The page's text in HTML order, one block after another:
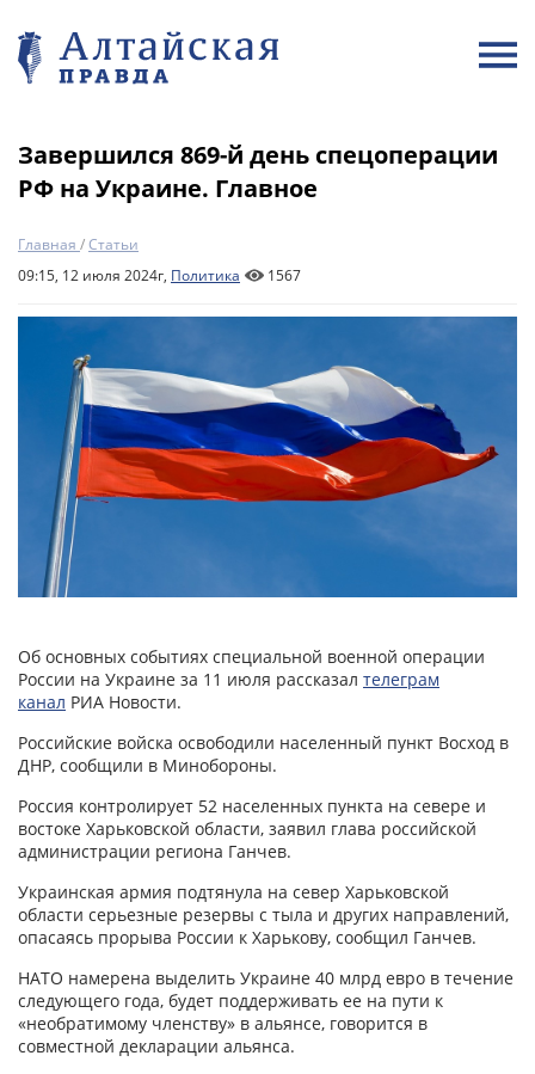
Завершился 869-й день спецоперации
РФ на Украине. Главное
Главная /Статьи
09:15, 12 июля 2024г, Политика 1567
Об основных событиях специальной военной операции
России на Украине за 11 июля рассказал телеграм
канал РИА Новости.
Российские войска освободили населенный пункт Восход в
ДНР, сообщили в Минобороны.
Россия контролирует 52 населенных пункта на севере и
востоке Харьковской области, заявил глава российской
администрации региона Ганчев.
Украинская армия подтянула на север Харьковской
области серьезные резервы с тыла и других направлений,
опасаясь прорыва России к Харькову, сообщил Ганчев.
НАТО намерена выделить Украине 40 млрд евро в течение
следующего года, будет поддерживать ее на пути к
«необратимому членству» в альянсе, говорится в
совместной декларации альянса.